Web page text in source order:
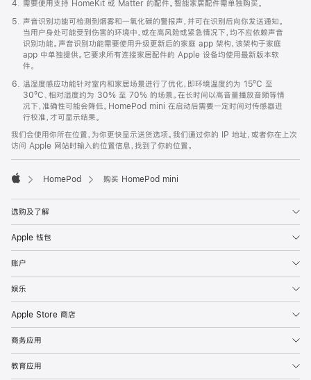
需要使用支持 HomeKit 或 Matter 的配件。智能家居配件需单独购买。
声音识别功能可检测到烟雾和一氧化碳的警报声，并可在识别后向你发送通知。
当用户身处可能受到伤害的环境中，或在高风险或紧急情况下，均不应依赖声音
识别功能。声音识别功能需要使用升级更新后的家庭 app 架构，该架构于家庭
app 中单独提供。它要求所有连接家居配件的 Apple 设备均使用最新版本软
件。
温湿度感应功能针对室内和家居场景进行了优化，即环境温度约为 15ºC 至
30ºC、相对湿度约为 30% 至 70% 的场景。在长时间以高音量播放音频等情
况下，准确性可能会降低。HomePod mini 在启动后需要一定时间对传感器进
行校准，才可显示结果。
我们会使用你所在位置，为你更快显示送货选项。我们通过你的 IP 地址，或者你在上次
访问 Apple 网站时输入的位置信息，找到了你的位置。
HomePod 购买 HomePod mini
选购及了解
Apple 钱包
账户
娱乐
Apple Store 商店
商务应用
教育应用